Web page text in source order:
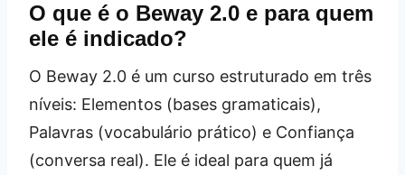
O que é o Beway 2.0 e para quem
ele é indicado?
O Beway 2.0 é um curso estruturado em três
níveis: Elementos (bases gramaticais),
Palavras (vocabulário prático) e Confiança
(conversa real). Ele é ideal para quem já